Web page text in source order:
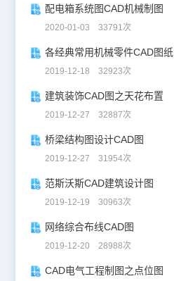
配电箱系统图CAD机械制图
2020-01-03 33791次
各经典常用机械零件CAD图纸
2019-12-18 32923次
建筑装饰CAD图之天花布置
2019-12-27 32887次
桥梁结构图设计CAD图
2019-12-27 31954次
范斯沃斯CAD建筑设计图
2019-12-19 30963次
网络综合布线CAD图
2019-12-20 28988次
CAD电气工程制图之点位图